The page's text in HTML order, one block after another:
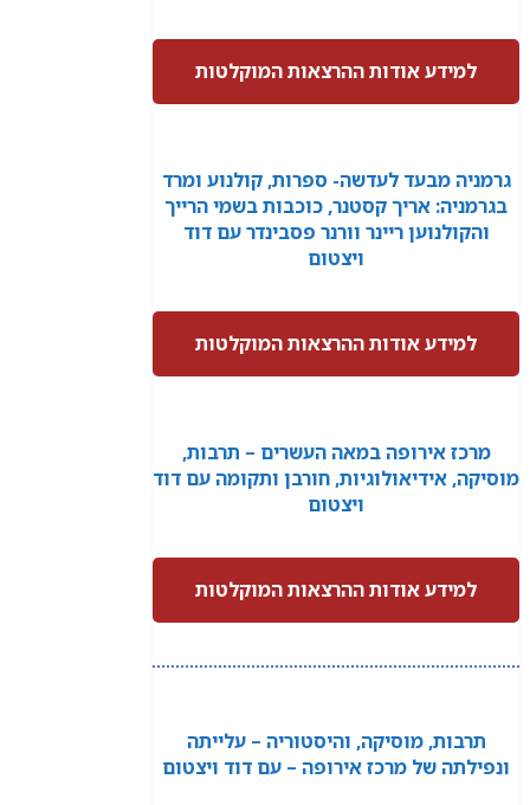
למידע אודות ההרצאות המוקלטות
גרמניה מבעד לעדשה- ספרות, קולנוע ומרד
בגרמניה: אריך קסטנר, כוכבות בשמי הרייך
והקולנוען ריינר וורנר פסבינדר עם דוד
ויצטום
למידע אודות ההרצאות המוקלטות
מרכז אירופה במאה העשרים – תרבות,
מוסיקה, אידיאולוגיות, חורבן ותקומה עם דוד
ויצטום
למידע אודות ההרצאות המוקלטות
תרבות, מוסיקה, והיסטוריה – עלייתה
ונפילתה של מרכז אירופה – עם דוד ויצטום